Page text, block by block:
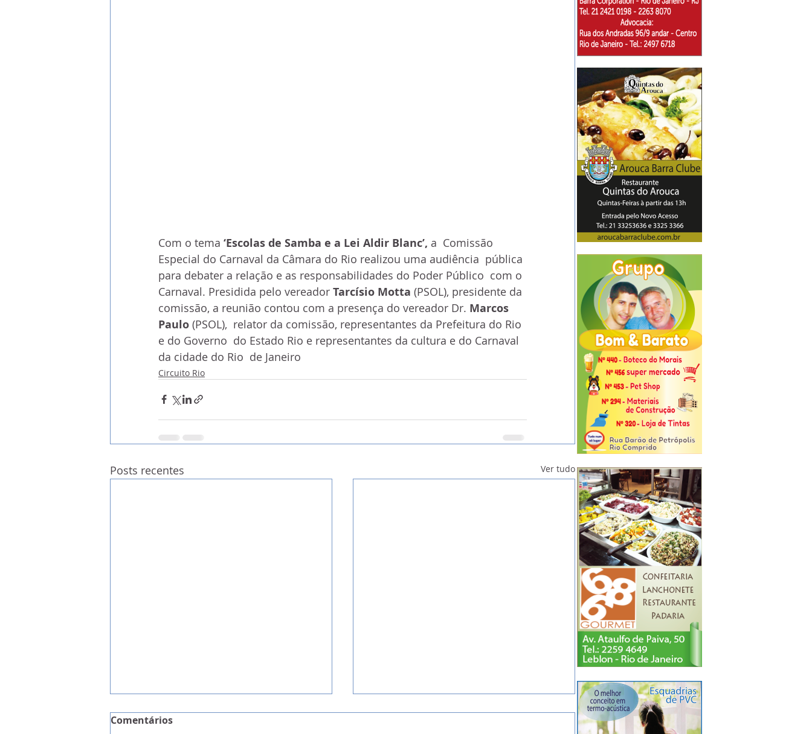
Com o tema ‘Escolas de Samba e a Lei Aldir Blanc’, a  Comissão
Especial do Carnaval da Câmara do Rio realizou uma audiência  pública
para debater a relação e as responsabilidades do Poder Público  com o
Carnaval. Presidida pelo vereador Tarcísio Motta (PSOL), presidente da
comissão, a reunião contou com a presença do vereador Dr. Marcos
Paulo (PSOL),  relator da comissão, representantes da Prefeitura do Rio
e do Governo  do Estado Rio e representantes da cultura e do Carnaval
da cidade do Rio  de Janeiro
Circuito Rio
Posts recentes Ver tudo
Comentários